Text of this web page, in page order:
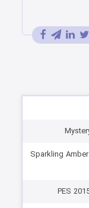
دانلود رایگان بازی مدیریت فروشگاه جواهرات Sparkling Amber